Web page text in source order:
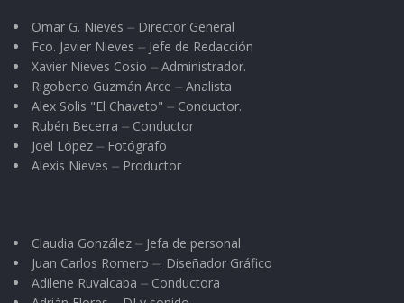
Omar G. Nieves ⏤ Director General
Fco. Javier Nieves ⏤ Jefe de Redacción
Xavier Nieves Cosio ⏤ Administrador.
Rigoberto Guzmán Arce ⏤ Analista
Alex Solis "El Chaveto" ⏤ Conductor.
Rubén Becerra ⏤ Conductor
Joel López ⏤ Fotógrafo
Alexis Nieves ⏤ Productor
Claudia González ⏤ Jefa de personal
Juan Carlos Romero ⏤. Diseñador Gráfico
Adilene Ruvalcaba ⏤ Conductora